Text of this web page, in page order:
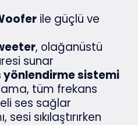
ile güçlü ve
, olağanüstü
sunar
sistemi
tüm frekans
ses sağlar
sesi sıkılaştırırken